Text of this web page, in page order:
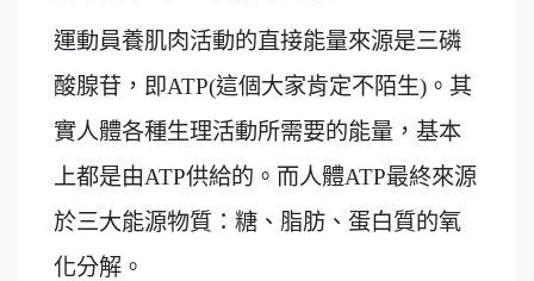
運動員養肌肉活動的直接能量來源是三磷
酸腺苷，即ATP(這個大家肯定不陌生)。其
實人體各種生理活動所需要的能量，基本
上都是由ATP供給的。而人體ATP最終來源
於三大能源物質：糖、脂肪、蛋白質的氧
化分解。